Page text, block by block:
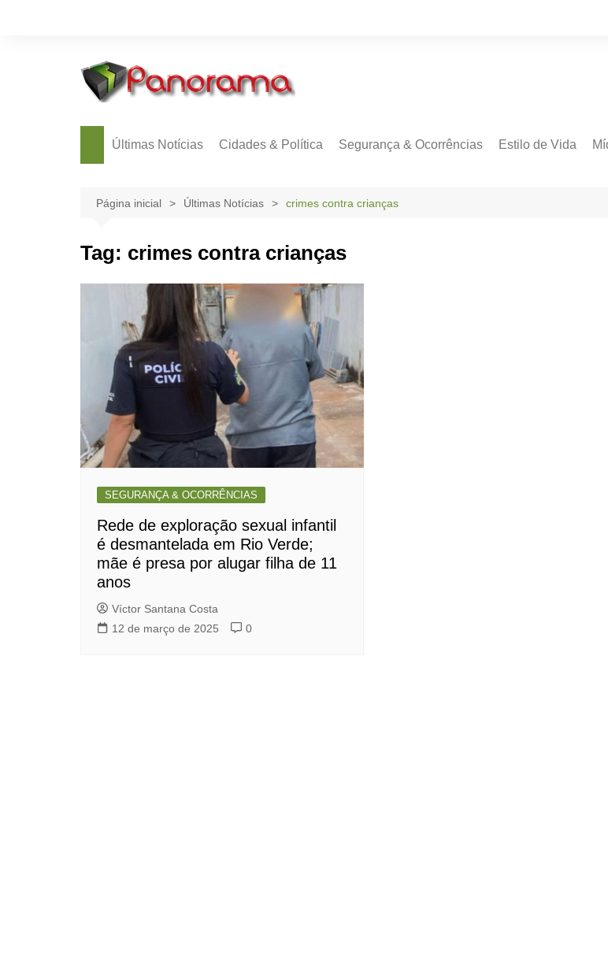
Últimas Notícias Cidades & Política Segurança & Ocorrências Estilo de Vida
Página inicial Últimas Notícias crimes contra crianças
Tag: crimes contra crianças
SEGURANÇA & OCORRÊNCIAS
Rede de exploração sexual infantil
é desmantelada em Rio Verde;
mãe é presa por alugar filha de 11
anos
Víctor Santana Costa
12 de março de 2025
0